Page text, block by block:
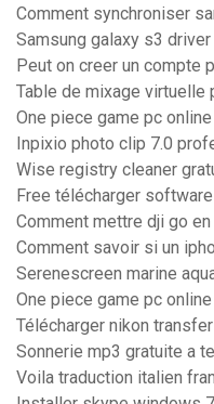
Comment synchroniser
Samsung galaxy s3
Peut on creer un compte
Table de mixage virtuelle
One piece game pc online
Inpixio photo clip 7.0
Wise registry cleaner
Free télécharger
Comment mettre dji go
Comment savoir si un
Serenescreen marine
One piece game pc online
Télécharger nikon
Sonnerie mp3 gratuite a
Voila traduction italien